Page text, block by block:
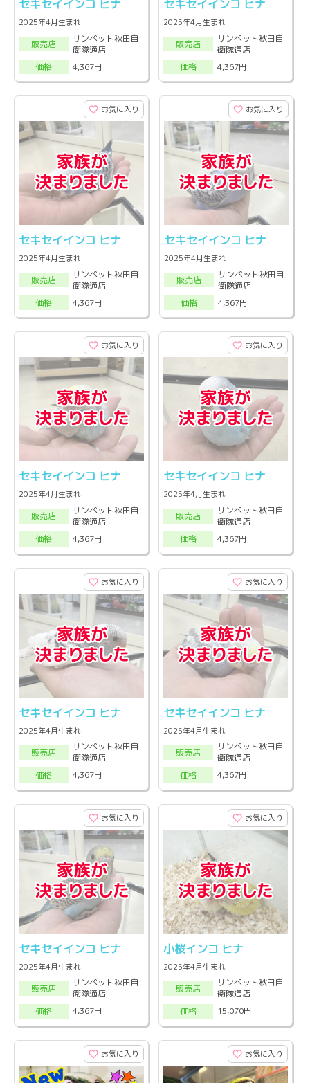
セキセイインコ ヒナ
2025年4月生まれ
販売店
サンペット秋田自
衛隊通店
価格
4,367円
セキセイインコ ヒナ
2025年4月生まれ
販売店
サンペット秋田自
衛隊通店
価格
4,367円
お気に入り
セキセイインコ ヒナ
2025年4月生まれ
販売店
サンペット秋田自
衛隊通店
価格
4,367円
お気に入り
セキセイインコ ヒナ
2025年4月生まれ
販売店
サンペット秋田自
衛隊通店
価格
4,367円
お気に入り
セキセイインコ ヒナ
2025年4月生まれ
販売店
サンペット秋田自
衛隊通店
価格
4,367円
お気に入り
セキセイインコ ヒナ
2025年4月生まれ
販売店
サンペット秋田自
衛隊通店
価格
4,367円
お気に入り
セキセイインコ ヒナ
2025年4月生まれ
販売店
サンペット秋田自
衛隊通店
価格
4,367円
お気に入り
セキセイインコ ヒナ
2025年4月生まれ
販売店
サンペット秋田自
衛隊通店
価格
4,367円
お気に入り
セキセイインコ ヒナ
2025年4月生まれ
販売店
サンペット秋田自
衛隊通店
価格
4,367円
お気に入り
小桜インコ ヒナ
2025年4月生まれ
販売店
サンペット秋田自
衛隊通店
価格
15,070円
お気に入り お気に入り